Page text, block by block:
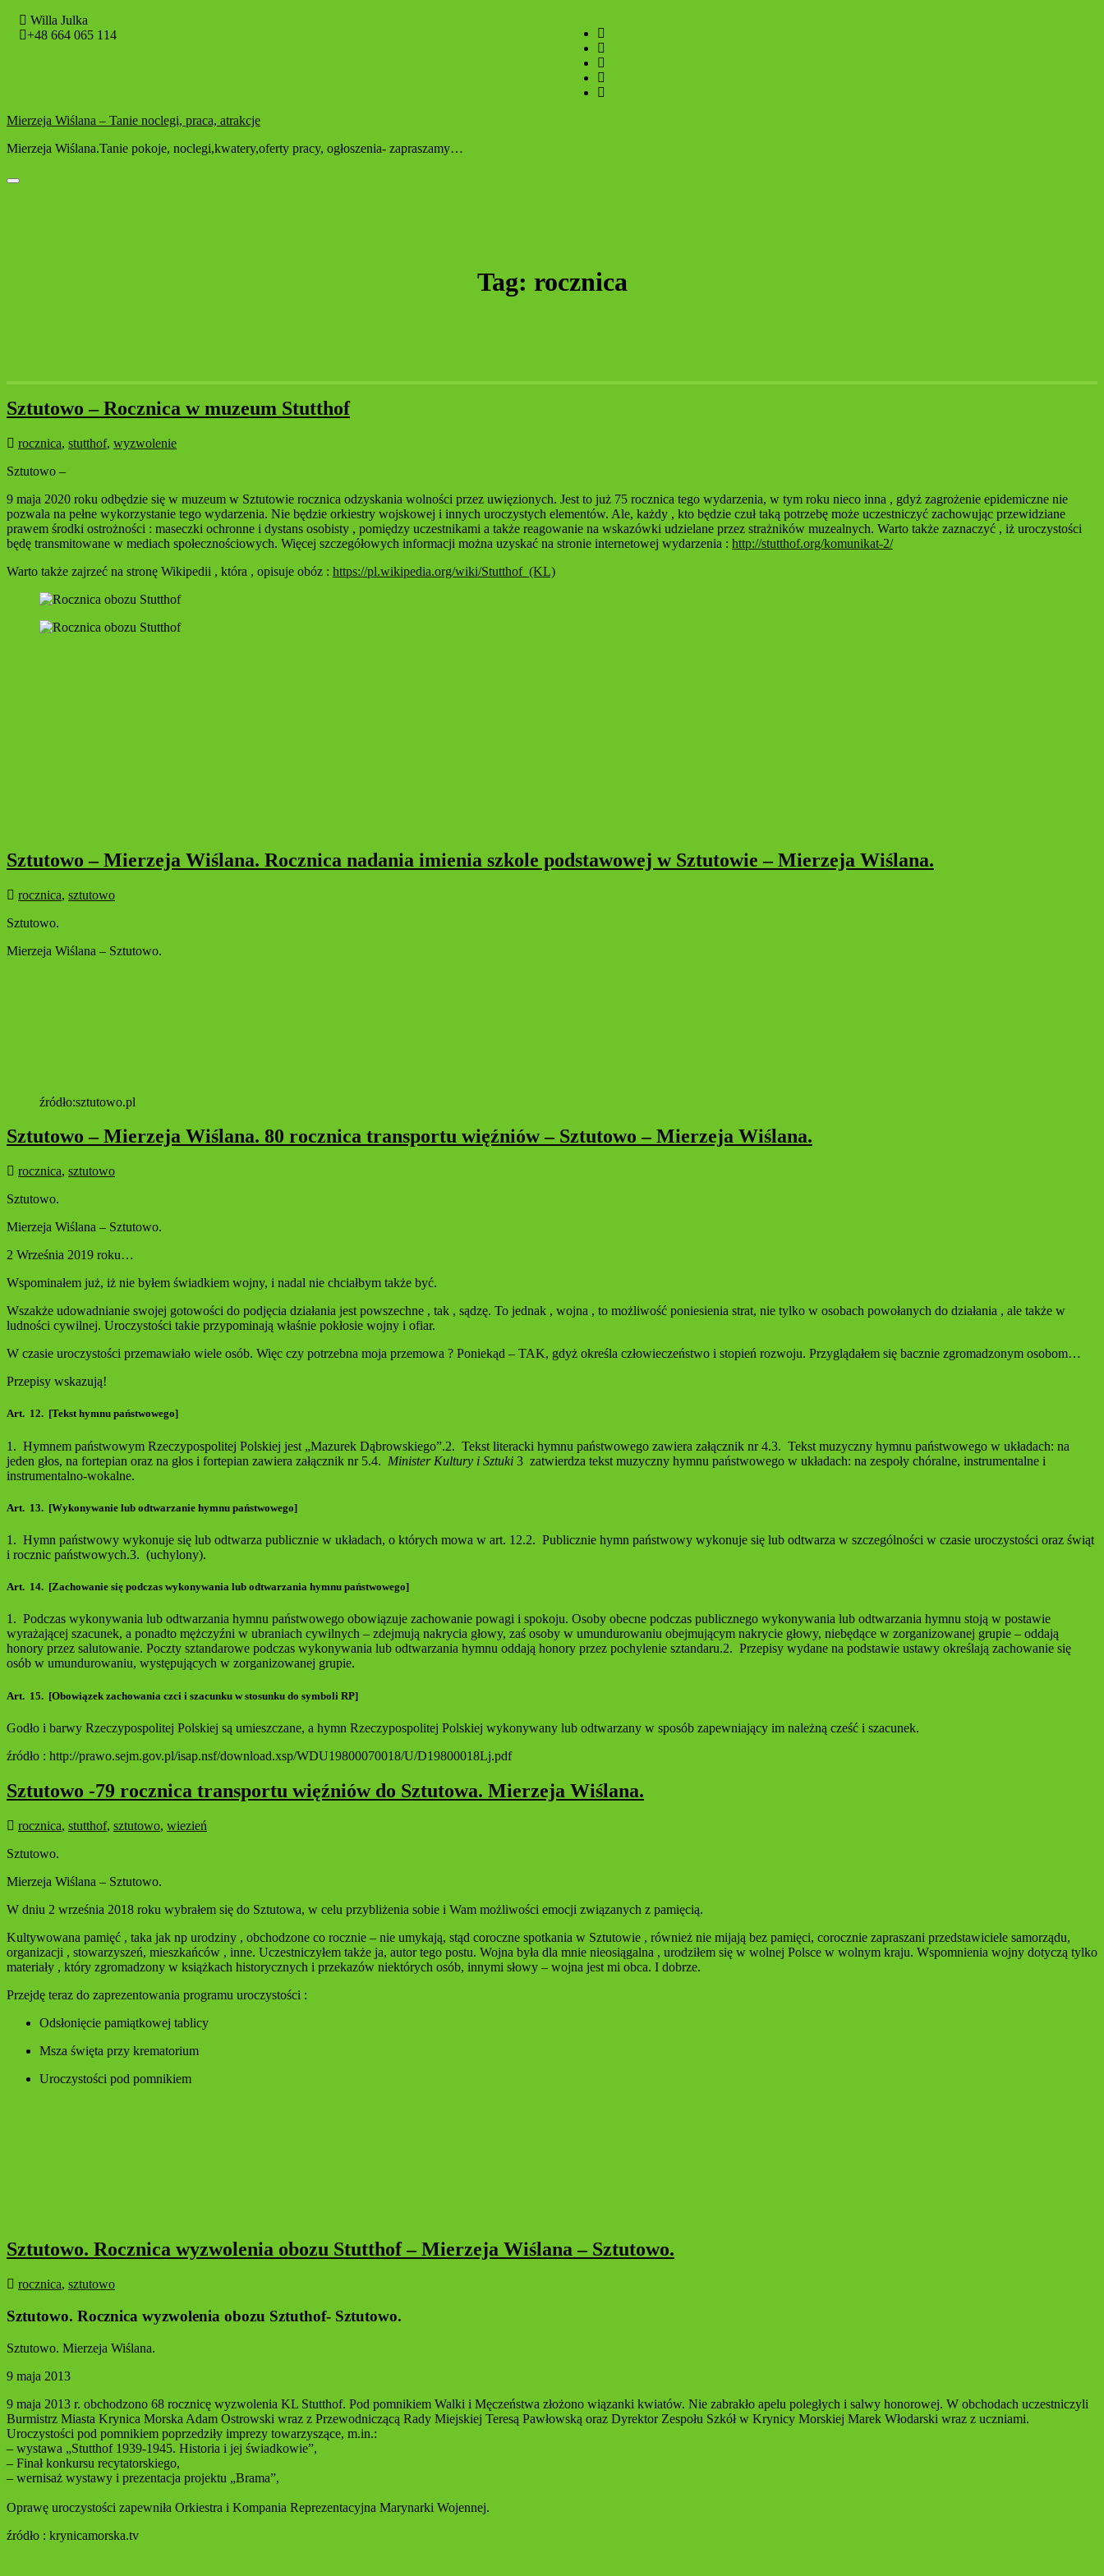
Willa Julka
+48 664 065 114
Mierzeja Wiślana – Tanie noclegi, praca, atrakcje
Mierzeja Wiślana.Tanie pokoje, noclegi,kwatery,oferty pracy, ogłoszenia- zapraszamy…
Toggle navigation
Tag: rocznica
Sztutowo – Rocznica w muzeum Stutthof
rocznica, stutthof, wyzwolenie
Sztutowo –
9 maja 2020 roku odbędzie się w muzeum w Sztutowie rocznica odzyskania wolności przez uwięzionych. Jest to już 75 rocznica tego wydarzenia, w tym roku nieco inna , gdyż zagrożenie epidemiczne nie
pozwala na pełne wykorzystanie tego wydarzenia. Nie będzie orkiestry wojskowej i innych uroczystych elementów. Ale, każdy , kto będzie czuł taką potrzebę może uczestniczyć zachowując przewidziane
prawem środki ostrożności : maseczki ochronne i dystans osobisty , pomiędzy uczestnikami a także reagowanie na wskazówki udzielane przez strażników muzealnych. Warto także zaznaczyć , iż uroczystości
będę transmitowane w mediach społecznościowych. Więcej szczegółowych informacji można uzyskać na stronie internetowej wydarzenia : http://stutthof.org/komunikat-2/
Warto także zajrzeć na stronę Wikipedii , która , opisuje obóz : https://pl.wikipedia.org/wiki/Stutthof_(KL)
Sztutowo – Mierzeja Wiślana. Rocznica nadania imienia szkole podstawowej w Sztutowie – Mierzeja Wiślana.
rocznica, sztutowo
Sztutowo.
Mierzeja Wiślana – Sztutowo.
źródło:sztutowo.pl
Sztutowo – Mierzeja Wiślana. 80 rocznica transportu więźniów – Sztutowo – Mierzeja Wiślana.
rocznica, sztutowo
Sztutowo.
Mierzeja Wiślana – Sztutowo.
2 Września 2019 roku…
Wspominałem już, iż nie byłem świadkiem wojny, i nadal nie chciałbym także być.
Wszakże udowadnianie swojej gotowości do podjęcia działania jest powszechne , tak , sądzę. To jednak , wojna , to możliwość poniesienia strat, nie tylko w osobach powołanych do działania , ale także w
ludności cywilnej. Uroczystości takie przypominają właśnie pokłosie wojny i ofiar.
W czasie uroczystości przemawiało wiele osób. Więc czy potrzebna moja przemowa ? Poniekąd – TAK, gdyż określa człowieczeństwo i stopień rozwoju. Przyglądałem się bacznie zgromadzonym osobom…
Przepisy wskazują!
Art. 12. [Tekst hymnu państwowego]
1. Hymnem państwowym Rzeczypospolitej Polskiej jest „Mazurek Dąbrowskiego”.2. Tekst literacki hymnu państwowego zawiera załącznik nr 4.3. Tekst muzyczny hymnu państwowego w układach: na
jeden głos, na fortepian oraz na głos i fortepian zawiera załącznik nr 5.4. Minister Kultury i Sztuki 3 zatwierdza tekst muzyczny hymnu państwowego w układach: na zespoły chóralne, instrumentalne i
instrumentalno-wokalne.
Art. 13. [Wykonywanie lub odtwarzanie hymnu państwowego]
1. Hymn państwowy wykonuje się lub odtwarza publicznie w układach, o których mowa w art. 12.2. Publicznie hymn państwowy wykonuje się lub odtwarza w szczególności w czasie uroczystości oraz świąt
i rocznic państwowych.3. (uchylony).
Art. 14. [Zachowanie się podczas wykonywania lub odtwarzania hymnu państwowego]
1. Podczas wykonywania lub odtwarzania hymnu państwowego obowiązuje zachowanie powagi i spokoju. Osoby obecne podczas publicznego wykonywania lub odtwarzania hymnu stoją w postawie
wyrażającej szacunek, a ponadto mężczyźni w ubraniach cywilnych – zdejmują nakrycia głowy, zaś osoby w umundurowaniu obejmującym nakrycie głowy, niebędące w zorganizowanej grupie – oddają
honory przez salutowanie. Poczty sztandarowe podczas wykonywania lub odtwarzania hymnu oddają honory przez pochylenie sztandaru.2. Przepisy wydane na podstawie ustawy określają zachowanie się
osób w umundurowaniu, występujących w zorganizowanej grupie.
Art. 15. [Obowiązek zachowania czci i szacunku w stosunku do symboli RP]
Godło i barwy Rzeczypospolitej Polskiej są umieszczane, a hymn Rzeczypospolitej Polskiej wykonywany lub odtwarzany w sposób zapewniający im należną cześć i szacunek.
źródło : http://prawo.sejm.gov.pl/isap.nsf/download.xsp/WDU19800070018/U/D19800018Lj.pdf
Sztutowo -79 rocznica transportu więźniów do Sztutowa. Mierzeja Wiślana.
rocznica, stutthof, sztutowo, wiezień
Sztutowo.
Mierzeja Wiślana – Sztutowo.
W dniu 2 września 2018 roku wybrałem się do Sztutowa, w celu przybliżenia sobie i Wam możliwości emocji związanych z pamięcią.
Kultywowana pamięć , taka jak np urodziny , obchodzone co rocznie – nie umykają, stąd coroczne spotkania w Sztutowie , również nie mijają bez pamięci, corocznie zapraszani przedstawiciele samorządu,
organizacji , stowarzyszeń, mieszkańców , inne. Uczestniczyłem także ja, autor tego postu. Wojna była dla mnie nieosiągalna , urodziłem się w wolnej Polsce w wolnym kraju. Wspomnienia wojny dotyczą tylko
materiały , który zgromadzony w książkach historycznych i przekazów niektórych osób, innymi słowy – wojna jest mi obca. I dobrze.
Przejdę teraz do zaprezentowania programu uroczystości :
Odsłonięcie pamiątkowej tablicy
Msza święta przy krematorium
Uroczystości pod pomnikiem
Sztutowo. Rocznica wyzwolenia obozu Stutthof – Mierzeja Wiślana – Sztutowo.
rocznica, sztutowo
Sztutowo. Rocznica wyzwolenia obozu Sztuthof- Sztutowo.
Sztutowo. Mierzeja Wiślana.
9 maja 2013
9 maja 2013 r. obchodzono 68 rocznicę wyzwolenia KL Stutthof. Pod pomnikiem Walki i Męczeństwa złożono wiązanki kwiatów. Nie zabrakło apelu poległych i salwy honorowej. W obchodach uczestniczyli
Burmistrz Miasta Krynica Morska Adam Ostrowski wraz z Przewodniczącą Rady Miejskiej Teresą Pawłowską oraz Dyrektor Zespołu Szkół w Krynicy Morskiej Marek Włodarski wraz z uczniami.
Uroczystości pod pomnikiem poprzedziły imprezy towarzyszące, m.in.:
– wystawa „Stutthof 1939-1945. Historia i jej świadkowie”,
– Finał konkursu recytatorskiego,
– wernisaż wystawy i prezentacja projektu „Brama”,
Oprawę uroczystości zapewniła Orkiestra i Kompania Reprezentacyjna Marynarki Wojennej.
źródło : krynicamorska.tv